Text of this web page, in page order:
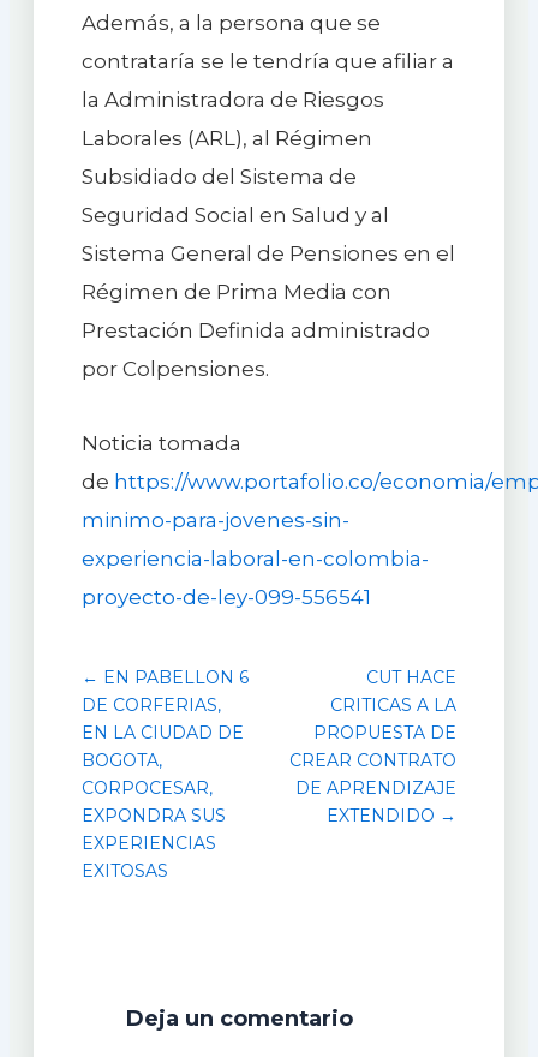
Además, a la persona que se
contrataría se le tendría que afiliar a
la Administradora de Riesgos
Laborales (ARL), al Régimen
Subsidiado del Sistema de
Seguridad Social en Salud y al
Sistema General de Pensiones en el
Régimen de Prima Media con
Prestación Definida administrado
por Colpensiones.
Noticia tomada
de https://www.portafolio.co/economia/
minimo-para-jovenes-sin-
experiencia-laboral-en-colombia-
proyecto-de-ley-099-556541
← EN PABELLON 6
DE CORFERIAS,
EN LA CIUDAD DE
BOGOTA,
CORPOCESAR,
EXPONDRA SUS
EXPERIENCIAS
EXITOSAS
CUT HACE
CRITICAS A LA
PROPUESTA DE
CREAR CONTRATO
DE APRENDIZAJE
EXTENDIDO →
Deja un comentario